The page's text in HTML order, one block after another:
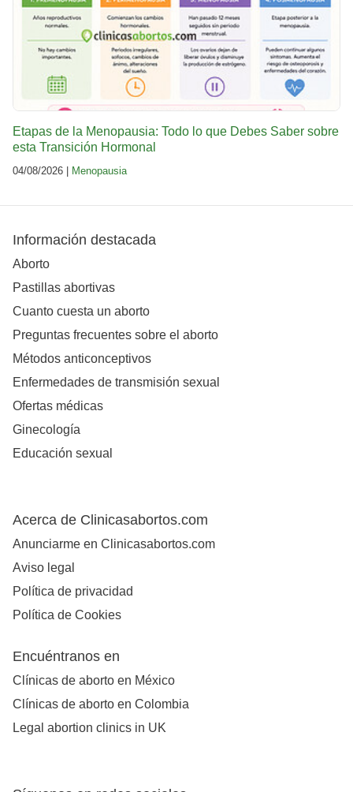
Etapas de la Menopausia: Todo lo que Debes Saber sobre
esta Transición Hormonal
04/08/2026 | Menopausia
Información destacada
Aborto
Pastillas abortivas
Cuanto cuesta un aborto
Preguntas frecuentes sobre el aborto
Métodos anticonceptivos
Enfermedades de transmisión sexual
Ofertas médicas
Ginecología
Educación sexual
Acerca de Clinicasabortos.com
Anunciarme en Clinicasabortos.com
Aviso legal
Política de privacidad
Política de Cookies
Encuéntranos en
Clínicas de aborto en México
Clínicas de aborto en Colombia
Legal abortion clinics in UK